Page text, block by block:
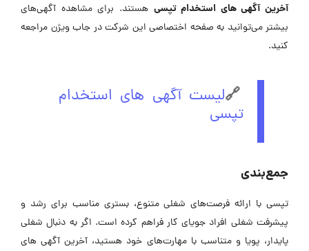
آخرین آگهی های استخدام تپسی هستند. برای مشاهده آگهی‌های
بیشتر می‌توانید به صفحه اختصاصی این شرکت در جاب ویژن مراجعه
کنید.
🔗لیست آگهی های استخدام
تپسی
جمع‌بندی
تپسی با ارائه فرصت‌های شغلی متنوع، بستری مناسب برای رشد و
پیشرفت شغلی افراد جویای کار فراهم کرده است. اگر به دنبال شغلی
پایدار، پویا و متناسب با مهارت‌های خود هستید، آخرین آگهی های